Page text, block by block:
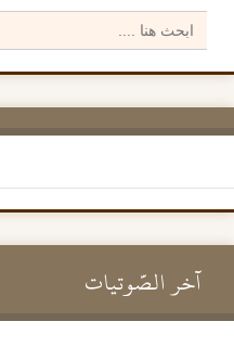
Search
for:
Search Button
آخر الصَّوتيات